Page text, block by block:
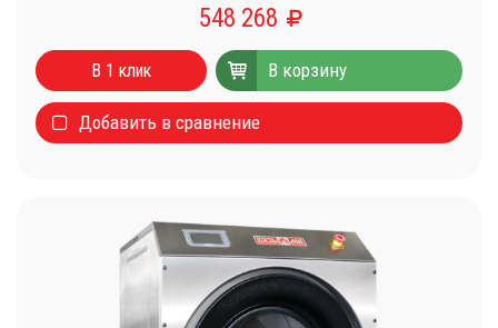
548 268
В 1 клик В корзину
Добавить в сравнение